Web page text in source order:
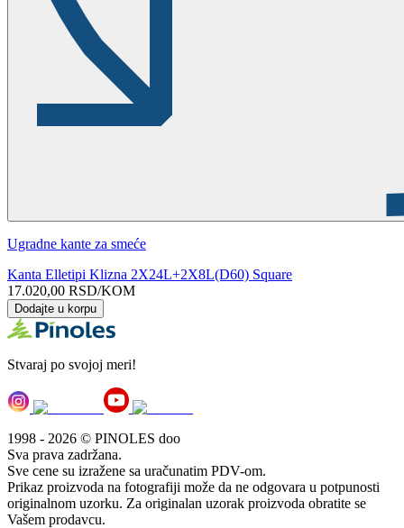
Ugradne kante za smeće
Kanta Elletipi Klizna 2X24L+2X8L(D60) Square
17.020,00 RSD/KOM
Dodajte u korpu
Stvaraj po svojoj meri!
1998 - 2026 © PINOLES doo
Sva prava zadržana.
Sve cene su izražene sa uračunatim PDV-om.
Prikaz proizvoda na fotografiji može da ne odgovara u potpunosti
originalnom uzorku. Za originalan uzorak proizvoda obratite se
Vašem prodavcu.